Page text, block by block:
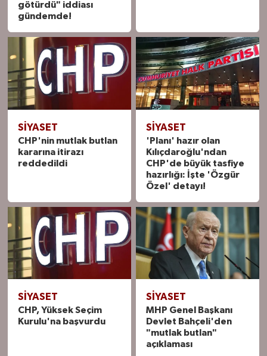
götürdü" iddiası
gündemde!
SIYASET
CHP'nin mutlak butlan
kararına itirazı
reddedildi
SIYASET
'Planı' hazır olan
Kılıçdaroğlu'ndan
CHP'de büyük tasfiye
hazırlığı: İşte 'Özgür
Özel' detayı!
SIYASET
CHP, Yüksek Seçim
Kurulu'na başvurdu
SIYASET
MHP Genel Başkanı
Devlet Bahçeli'den
"mutlak butlan"
açıklaması